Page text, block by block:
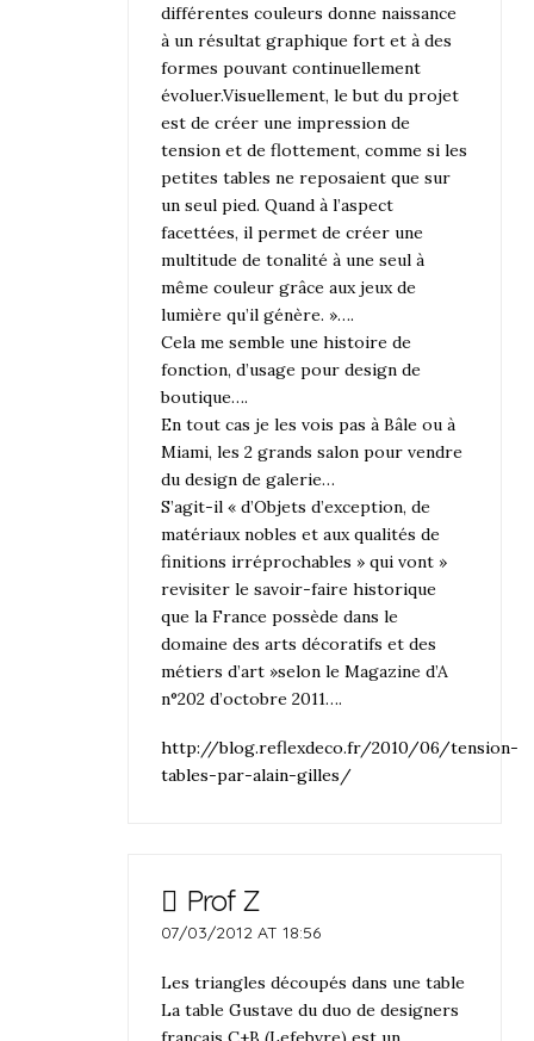
différentes couleurs donne naissance
à un résultat graphique fort et à des
formes pouvant continuellement
évoluer.Visuellement, le but du projet
est de créer une impression de
tension et de flottement, comme si les
petites tables ne reposaient que sur
un seul pied. Quand à l’aspect
facettées, il permet de créer une
multitude de tonalité à une seul à
même couleur grâce aux jeux de
lumière qu’il génère. »….
Cela me semble une histoire de
fonction, d’usage pour design de
boutique….
En tout cas je les vois pas à Bâle ou à
Miami, les 2 grands salon pour vendre
du design de galerie…
S’agit-il « d’Objets d’exception, de
matériaux nobles et aux qualités de
finitions irréprochables » qui vont »
revisiter le savoir-faire historique
que la France possède dans le
domaine des arts décoratifs et des
métiers d’art »selon le Magazine d’A
n°202 d’octobre 2011….
http://blog.reflexdeco.fr/2010/06/tension-
tables-par-alain-gilles/
Prof Z
07/03/2012 AT 18:56
Les triangles découpés dans une table
La table Gustave du duo de designers